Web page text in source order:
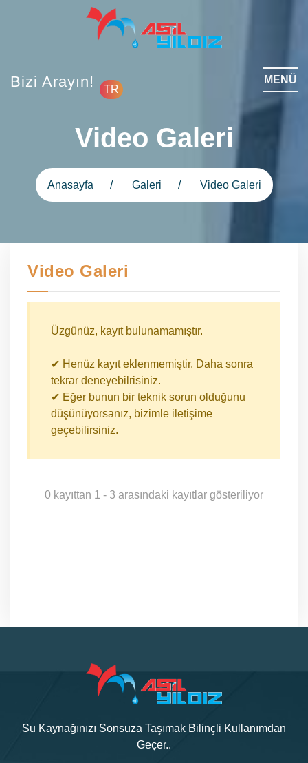
Bizi Arayın! TR
MENÜ
Video Galeri
Anasayfa Galeri Video Galeri
Video Galeri
Üzgünüz, kayıt bulunamamıştır.
✔ Henüz kayıt eklenmemiştir. Daha sonra
tekrar deneyebilrisiniz.
✔ Eğer bunun bir teknik sorun olduğunu
düşünüyorsanız, bizimle iletişime
geçebilirsiniz.
0 kayıttan 1 - 3 arasındaki kayıtlar gösteriliyor
Su Kaynağınızı Sonsuza Taşımak Bilinçli Kullanımdan
Geçer..